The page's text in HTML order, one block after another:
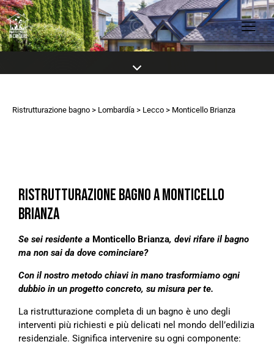
Ristrutturazione bagno > Lombardía > Lecco > Monticello Brianza
RISTRUTTURAZIONE BAGNO A MONTICELLO
BRIANZA
Se sei residente a Monticello Brianza, devi rifare il bagno
ma non sai da dove cominciare?
Con il nostro metodo chiavi in mano trasformiamo ogni
dubbio in un progetto concreto, su misura per te.
La ristrutturazione completa di un bagno è uno degli
interventi più richiesti e più delicati nel mondo dell’edilizia
residenziale. Significa intervenire su ogni componente: